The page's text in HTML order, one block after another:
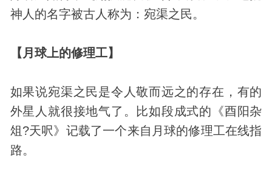
神人的名字被古人称为：宛渠之民。
【月球上的修理工】
如果说宛渠之民是令人敬而远之的存在，有的
外星人就很接地气了。比如段成式的《酉阳杂
俎?天呎》记载了一个来自月球的修理工在线指
路。